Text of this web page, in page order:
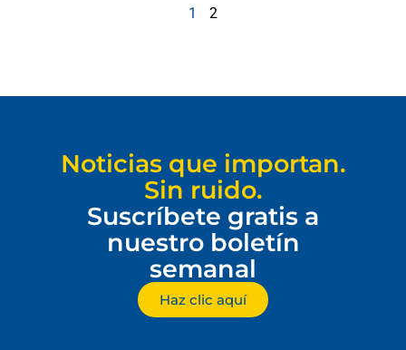
1 2
Noticias que importan.
Sin ruido.
Suscríbete gratis a
nuestro boletín
semanal
Haz clic aquí